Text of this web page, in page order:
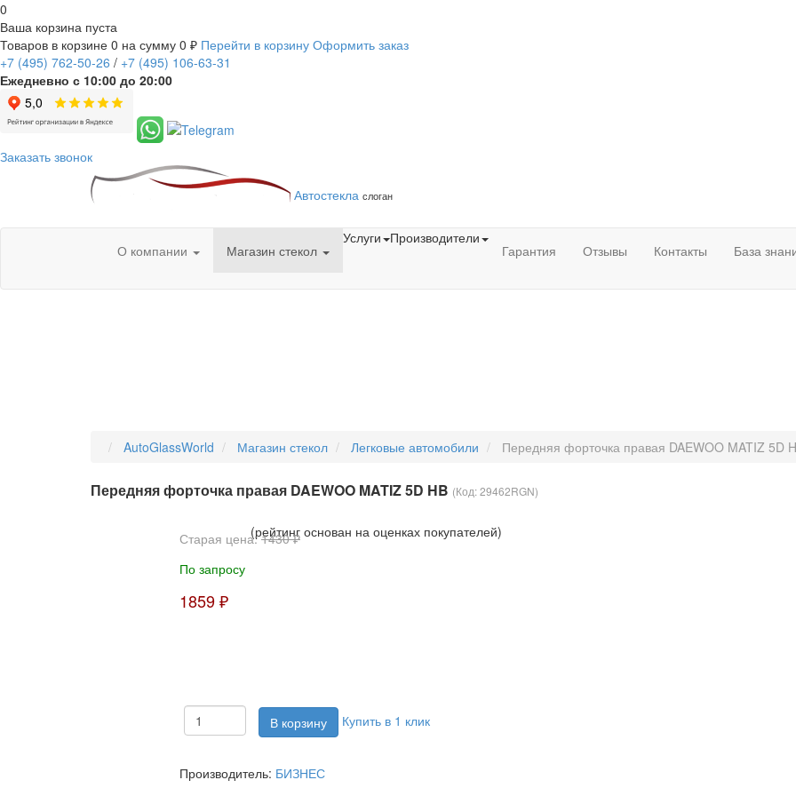
0
Ваша корзина пуста
Товаров в корзине 0 на сумму 0 ₽ Перейти в корзину Оформить заказ
+7 (495) 762-50-26 / +7 (495) 106-63-31
Ежедневно с 10:00 до 20:00
Заказать звонок
Автостекла слоган
О компании Магазин стекол
Услуги Производители
Гарантия Отзывы Контакты База
AutoGlassWorld Магазин стекол Легковые автомобили Передняя форточка правая DAEWOO MATIZ 5D
Передняя форточка правая DAEWOO MATIZ 5D HB (Код:29462RGN)
(рейтинг основан на оценках покупателей)
Старая цена:1430 ₽
По запросу
1859 ₽
Купить в 1 клик
Производитель: БИЗНЕС